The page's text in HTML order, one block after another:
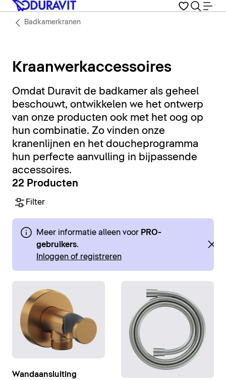
Badkamerkranen
Kraanwerkaccessoires
Omdat Duravit de badkamer als geheel
beschouwt, ontwikkelen we het ontwerp
van onze producten ook met het oog op
hun combinatie. Zo vinden onze
kranenlijnen en het doucheprogramma
hun perfecte aanvulling in bijpassende
accessoires.
22 Producten
Filter
Meer informatie alleen voor PRO-
gebruikers.
Inloggen of registreren
Wandaansluiting